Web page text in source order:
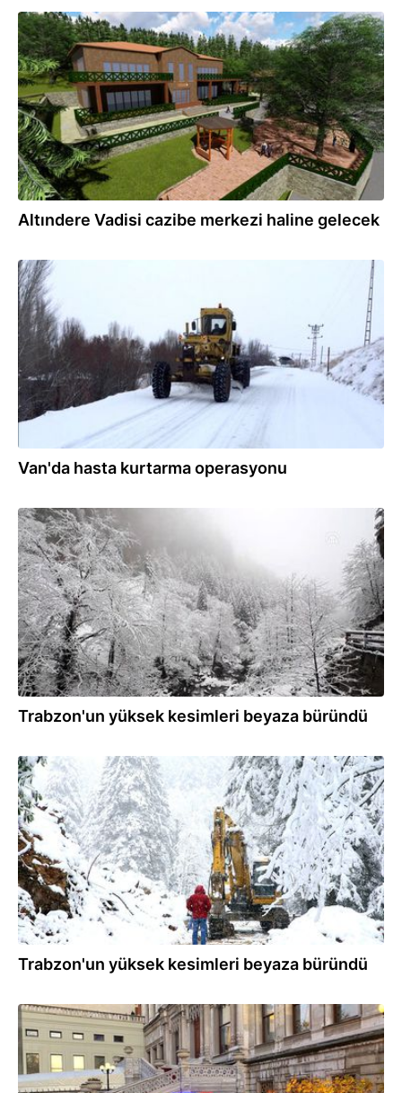
29.01.2020
Altındere Vadisi cazibe merkezi haline gelecek
18.01.2020
Van'da hasta kurtarma operasyonu
03.01.2020
Trabzon'un yüksek kesimleri beyaza büründü
03.01.2020
Trabzon'un yüksek kesimleri beyaza büründü
18.12.2019